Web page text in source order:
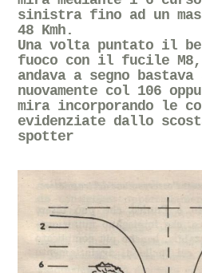
sinistra fino ad un
48 Kmh.
Una volta puntato il
fuoco con il fucile
andava a segno bastava
nuovamente col 106
mira incorporando le
evidenziate dallo
spotter